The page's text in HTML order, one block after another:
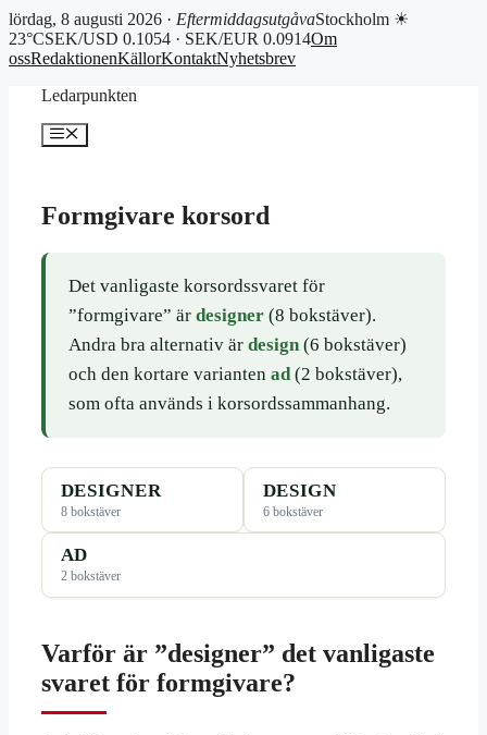
lördag, 8 augusti 2026 · EftermiddagsutgåvaStockholm ☀
23°CSEK/USD 0.1054 · SEK/EUR 0.0914Om
ossRedaktionenKällorKontaktNyhetsbrev
Ledarpunkten
Meny
Formgivare korsord
Det vanligaste korsordssvaret för
”formgivare” är designer(8 bokstäver).
Andra bra alternativ är design(6 bokstäver)
och den kortare varianten ad(2 bokstäver),
som ofta används i korsordssammanhang.
DESIGNER
8 bokstäver
DESIGN
6 bokstäver
AD
2 bokstäver
Varför är ”designer” det vanligaste
svaret för formgivare?